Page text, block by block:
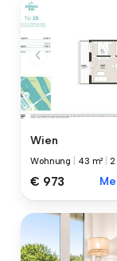
Wien
Wohnung 43 m² |2
€ 973